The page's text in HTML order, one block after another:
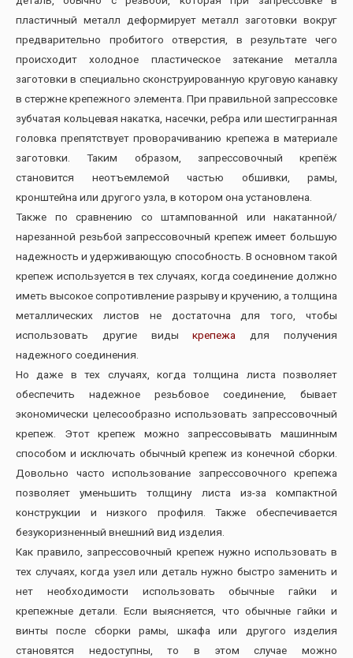
пластичный металл деформирует металл заготовки вокруг
предварительно пробитого отверстия, в результате чего
происходит холодное пластическое затекание металла
заготовки в специально сконструированную круговую канавку
в стержне крепежного элемента. При правильной запрессовке
зубчатая кольцевая накатка, насечки, ребра или шестигранная
головка препятствует проворачиванию крепежа в материале
заготовки. Таким образом, запрессовочный крепёж
становится неотъемлемой частью обшивки, рамы,
кронштейна или другого узла, в котором она установлена.
Также по сравнению со штампованной или накатанной/
нарезанной резьбой запрессовочный крепеж имеет большую
надежность и удерживающую способность. В основном такой
крепеж используется в тех случаях, когда соединение должно
иметь высокое сопротивление разрыву и кручению, а толщина
металлических листов не достаточна для того, чтобы
использовать другие видыкрепежа для получения
надежного соединения.
Но даже в тех случаях, когда толщина листа позволяет
обеспечить надежное резьбовое соединение, бывает
экономически целесообразно использовать запрессовочный
крепеж. Этот крепеж можно запрессовывать машинным
способом и исключать обычный крепеж из конечной сборки.
Довольно часто использование запрессовочного крепежа
позволяет уменьшить толщину листа из-за компактной
конструкции и низкого профиля. Также обеспечивается
безукоризненный внешний вид изделия.
Как правило, запрессовочный крепеж нужно использовать в
тех случаях, когда узел или деталь нужно быстро заменить и
нет необходимости использовать обычные гайки и
крепежные детали. Если выясняется, что обычные гайки и
винты после сборки рамы, шкафа или другого изделия
становятся недоступны, то в этом случае можно